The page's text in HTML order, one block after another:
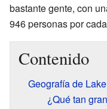
bastante gente, con
946 personas por
Contenido
Geografía de
¿Qué tan